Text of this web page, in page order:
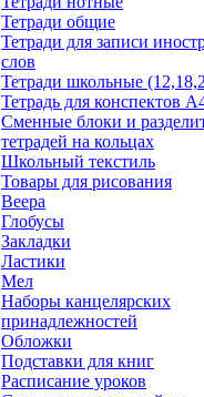
Тетради общие
Тетради для записи
слов
Тетради школьные
Тетрадь для конспектов
Сменные блоки и
тетрадей на кольцах
Школьный текстиль
Товары для рисования
Веера
Глобусы
Закладки
Ластики
Мел
Наборы канцелярских
принадлежностей
Обложки
Подставки для книг
Расписание уроков